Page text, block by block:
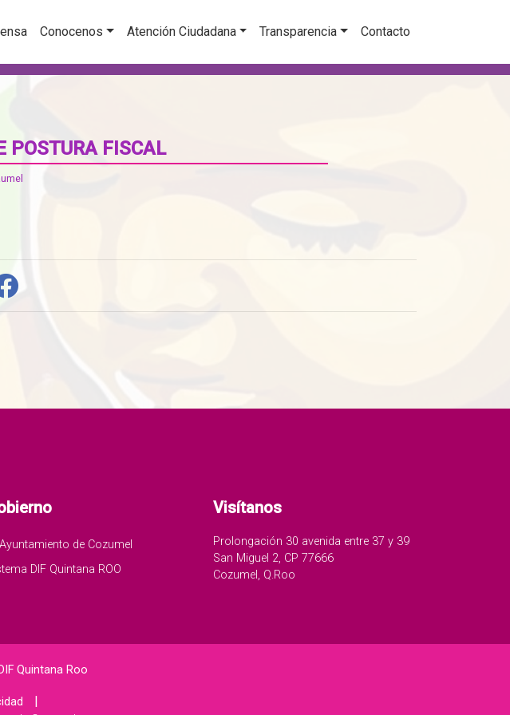
Conocenos Atención Ciudadana Transparencia Contacto
POSTURA FISCAL
de Cozumel
DIF Quintana ROO
Visítanos
Prolongación 30 avenida entre 37 y 39
San Miguel 2, CP 77666
Cozumel, Q.Roo
Quintana Roo